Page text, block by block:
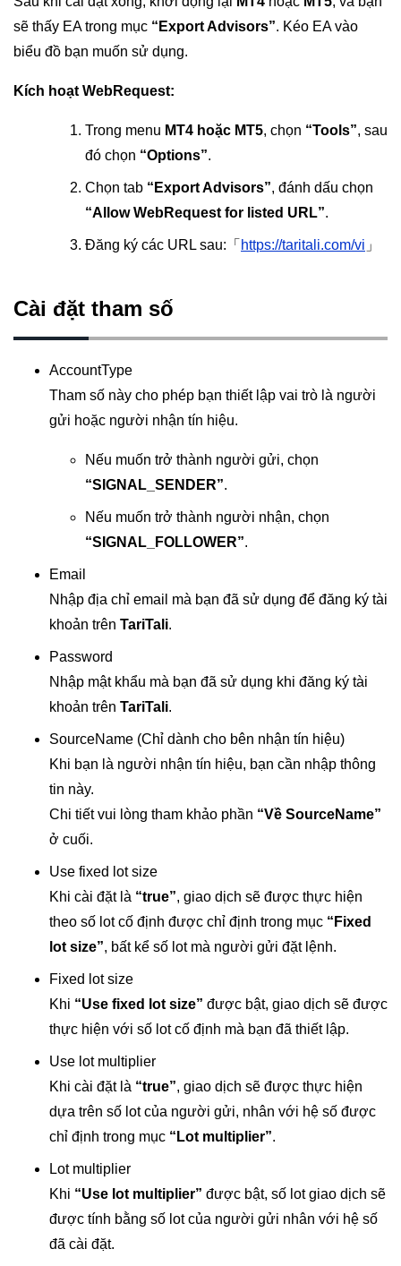
sẽ thấy EA trong mục “Export Advisors”. Kéo EA vào
biểu đồ bạn muốn sử dụng.
Kích hoạt WebRequest:
Trong menu MT4 hoặc MT5, chọn “Tools”, sau
đó chọn “Options”.
Chọn tab “Export Advisors”, đánh dấu chọn
“Allow WebRequest for listed URL”.
Đăng ký các URL sau:「 https://taritali.com/vi 」
Cài đặt tham số
AccountType
Tham số này cho phép bạn thiết lập vai trò là người
gửi hoặc người nhận tín hiệu.
Nếu muốn trở thành người gửi, chọn
“SIGNAL_SENDER”.
Nếu muốn trở thành người nhận, chọn
“SIGNAL_FOLLOWER”.
Email
Nhập địa chỉ email mà bạn đã sử dụng để đăng ký tài
khoản trên TariTali.
Password
Nhập mật khẩu mà bạn đã sử dụng khi đăng ký tài
khoản trên TariTali.
SourceName (Chỉ dành cho bên nhận tín hiệu)
Khi bạn là người nhận tín hiệu, bạn cần nhập thông
tin này.
Chi tiết vui lòng tham khảo phần “Về SourceName”
ở cuối.
Use fixed lot size
Khi cài đặt là “true”, giao dịch sẽ được thực hiện
theo số lot cố định được chỉ định trong mục “Fixed
lot size”, bất kể số lot mà người gửi đặt lệnh.
Fixed lot size
Khi “Use fixed lot size” được bật, giao dịch sẽ được
thực hiện với số lot cố định mà bạn đã thiết lập.
Use lot multiplier
Khi cài đặt là “true”, giao dịch sẽ được thực hiện
dựa trên số lot của người gửi, nhân với hệ số được
chỉ định trong mục “Lot multiplier”.
Lot multiplier
Khi “Use lot multiplier” được bật, số lot giao dịch sẽ
được tính bằng số lot của người gửi nhân với hệ số
đã cài đặt.